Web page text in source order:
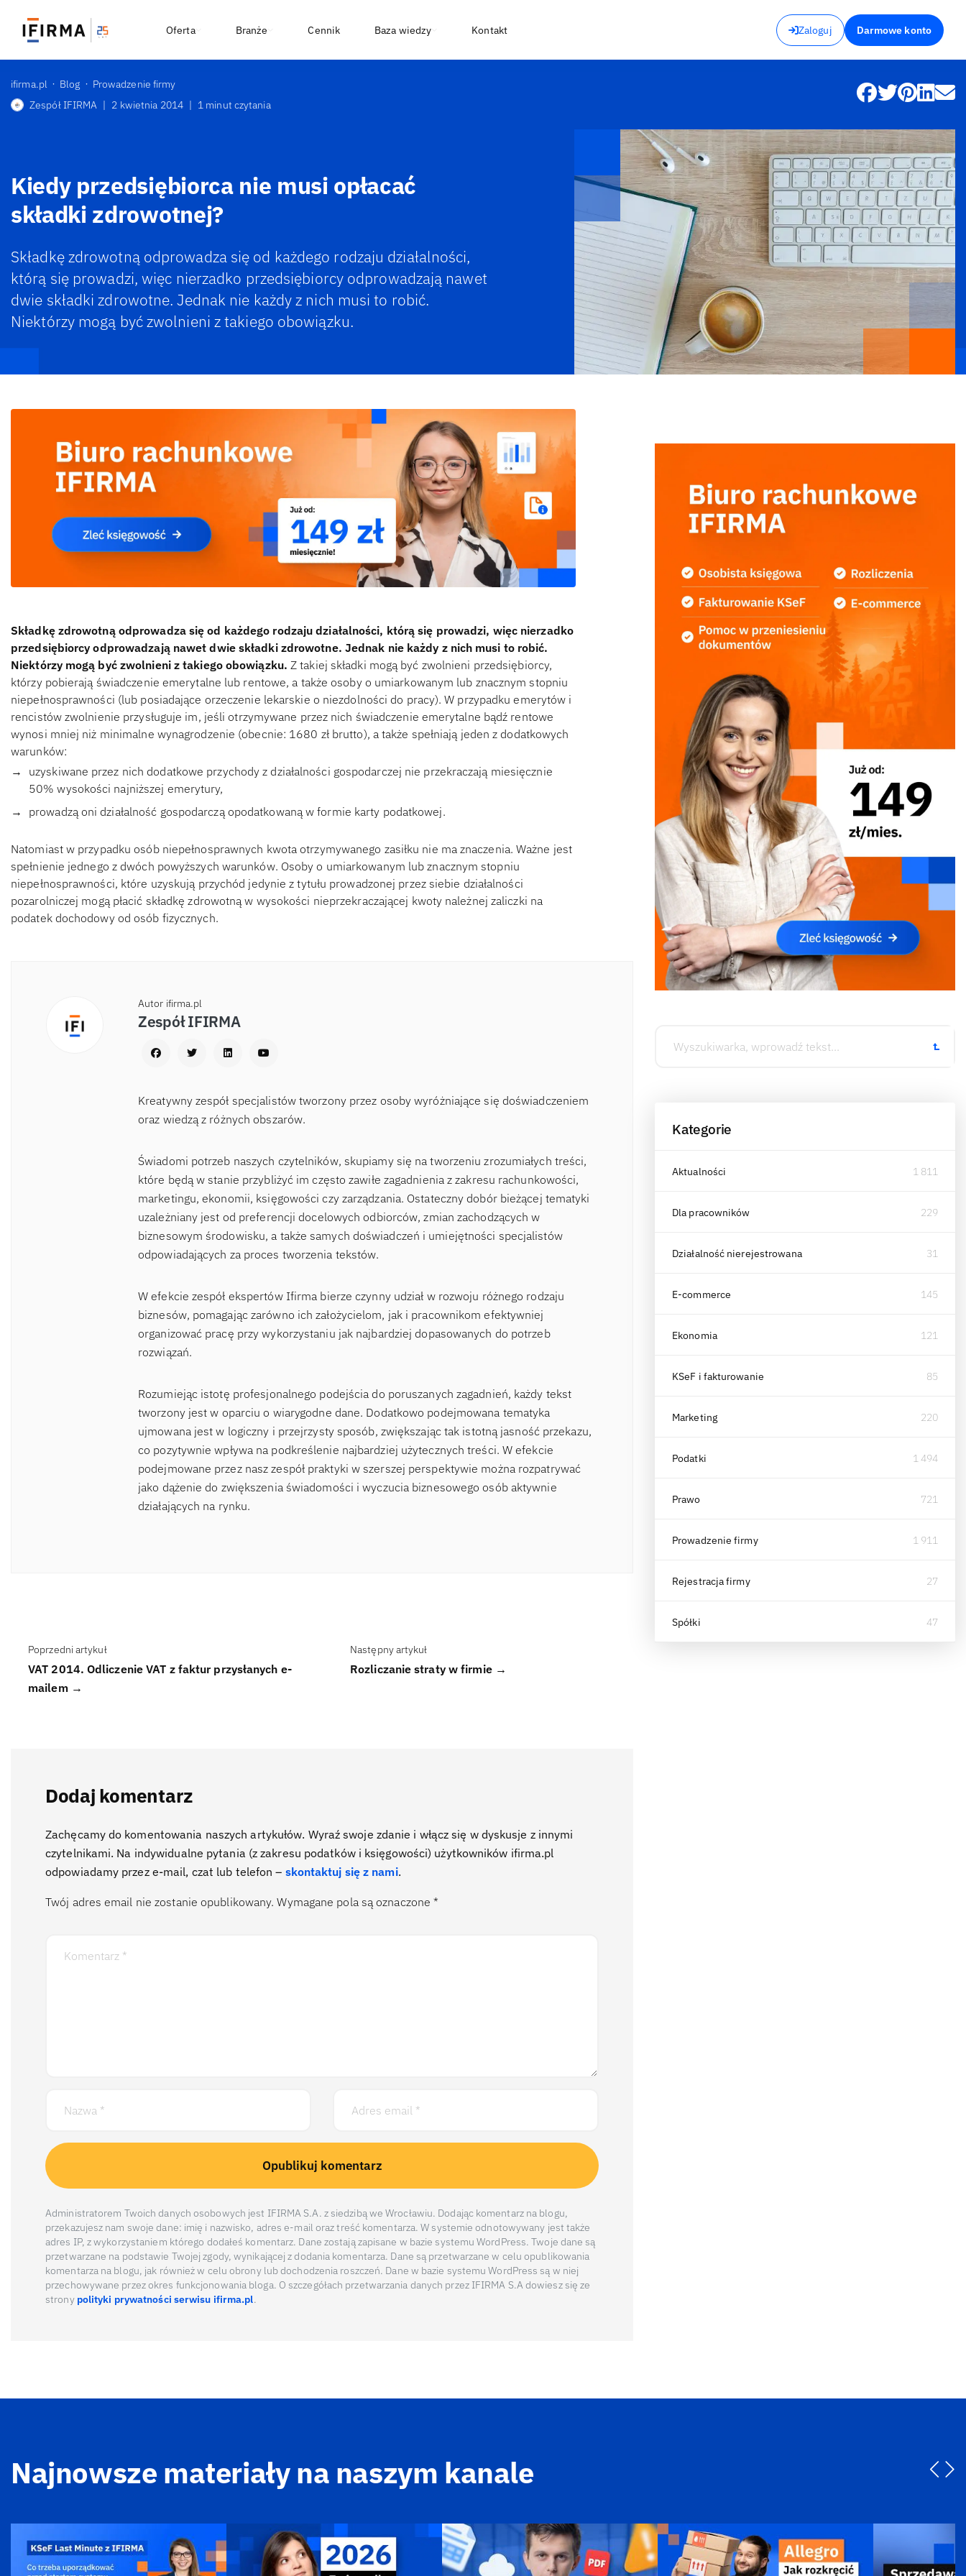
Zaloguj Darmowe konto
Oferta Branże Cennik Baza wiedzy Kontakt
ifirma.pl Blog
Prowadzenie firmy
Zespół IFIRMA | 2 kwietnia 2014 | 1 minut czytania
Kiedy przedsiębiorca nie musi opłacać
składki zdrowotnej?
Składkę zdrowotną odprowadza się od każdego rodzaju działalności,
którą się prowadzi, więc nierzadko przedsiębiorcy odprowadzają nawet
dwie składki zdrowotne. Jednak nie każdy z nich musi to robić.
Niektórzy mogą być zwolnieni z takiego obowiązku.
Składkę zdrowotną odprowadza się od każdego rodzaju działalności, którą się prowadzi, więc nierzadko
przedsiębiorcy odprowadzają nawet dwie składki zdrowotne. Jednak nie każdy z nich musi to robić.
Niektórzy mogą być zwolnieni z takiego obowiązku. Z takiej składki mogą być zwolnieni przedsiębiorcy,
którzy pobierają świadczenie emerytalne lub rentowe, a także osoby o umiarkowanym lub znacznym stopniu
niepełnosprawności (lub posiadające orzeczenie lekarskie o niezdolności do pracy). W przypadku emerytów i
rencistów zwolnienie przysługuje im, jeśli otrzymywane przez nich świadczenie emerytalne bądź rentowe
wynosi mniej niż minimalne wynagrodzenie (obecnie: 1680 zł brutto), a także spełniają jeden z dodatkowych
warunków:
uzyskiwane przez nich dodatkowe przychody z działalności gospodarczej nie przekraczają miesięcznie
50% wysokości najniższej emerytury,
prowadzą oni działalność gospodarczą opodatkowaną w formie karty podatkowej.
Natomiast w przypadku osób niepełnosprawnych kwota otrzymywanego zasiłku nie ma znaczenia. Ważne jest
spełnienie jednego z dwóch powyższych warunków. Osoby o umiarkowanym lub znacznym stopniu
niepełnosprawności, które uzyskują przychód jedynie z tytułu prowadzonej przez siebie działalności
pozarolniczej mogą płacić składkę zdrowotną w wysokości nieprzekraczającej kwoty należnej zaliczki na
podatek dochodowy od osób fizycznych.
Autor ifirma.pl
Zespół IFIRMA
Kreatywny zespół specjalistów tworzony przez osoby wyróżniające się doświadczeniem
oraz wiedzą z różnych obszarów.
Świadomi potrzeb naszych czytelników, skupiamy się na tworzeniu zrozumiałych treści,
które będą w stanie przybliżyć im często zawiłe zagadnienia z zakresu rachunkowości,
marketingu, ekonomii, księgowości czy zarządzania. Ostateczny dobór bieżącej tematyki
uzależniany jest od preferencji docelowych odbiorców, zmian zachodzących w
biznesowym środowisku, a także samych doświadczeń i umiejętności specjalistów
odpowiadających za proces tworzenia tekstów.
W efekcie zespół ekspertów Ifirma bierze czynny udział w rozwoju różnego rodzaju
biznesów, pomagając zarówno ich założycielom, jak i pracownikom efektywniej
organizować pracę przy wykorzystaniu jak najbardziej dopasowanych do potrzeb
rozwiązań.
Rozumiejąc istotę profesjonalnego podejścia do poruszanych zagadnień, każdy tekst
tworzony jest w oparciu o wiarygodne dane. Dodatkowo podejmowana tematyka
ujmowana jest w logiczny i przejrzysty sposób, zwiększając tak istotną jasność przekazu,
co pozytywnie wpływa na podkreślenie najbardziej użytecznych treści. W efekcie
podejmowane przez nasz zespół praktyki w szerszej perspektywie można rozpatrywać
jako dążenie do zwiększenia świadomości i wyczucia biznesowego osób aktywnie
działających na rynku.
Poprzedni artykuł
VAT 2014. Odliczenie VAT z faktur przysłanych e-
mailem →
Następny artykuł
Rozliczanie straty w firmie →
Dodaj komentarz
Zachęcamy do komentowania naszych artykułów. Wyraź swoje zdanie i włącz się w dyskusje z innymi
czytelnikami. Na indywidualne pytania (z zakresu podatków i księgowości) użytkowników ifirma.pl
odpowiadamy przez e-mail, czat lub telefon – skontaktuj się z nami.
Twój adres email nie zostanie opublikowany. Wymagane pola są oznaczone*
Administratorem Twoich danych osobowych jest IFIRMA S.A. z siedzibą we Wrocławiu. Dodając komentarz na blogu,
przekazujesz nam swoje dane: imię i nazwisko, adres e-mail oraz treść komentarza. W systemie odnotowywany jest także
adres IP, z wykorzystaniem którego dodałeś komentarz. Dane zostają zapisane w bazie systemu WordPress. Twoje dane są
przetwarzane na podstawie Twojej zgody, wynikającej z dodania komentarza. Dane są przetwarzane w celu opublikowania
komentarza na blogu, jak również w celu obrony lub dochodzenia roszczeń. Dane w bazie systemu WordPress są w niej
przechowywane przez okres funkcjonowania bloga. O szczegółach przetwarzania danych przez IFIRMA S.A dowiesz się ze
strony polityki prywatności serwisu ifirma.pl.
Kategorie
Aktualności 1 811
Dla pracowników 229
Działalność nierejestrowana 31
E-commerce 145
Ekonomia 121
KSeF i fakturowanie 85
Marketing 220
Podatki 1 494
Prawo 721
Prowadzenie firmy 1 911
Rejestracja firmy 27
Spółki 47
Najnowsze materiały na naszym kanale